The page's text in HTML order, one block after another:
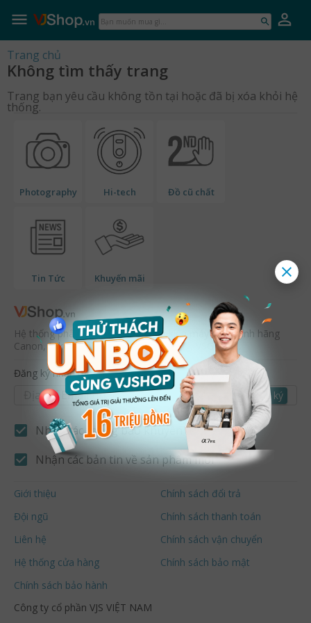
Bạn
muốn
Trang chủ
Không tìm thấy trang
Trang bạn yêu cầu không tồn tại hoặc đã bị xóa khỏi hệ
thống.
Photography Hi-tech Đồ cũ chất
Tin Tức Khuyến mãi
Hệ thống phân phối máy ảnh, phụ kiện máy ảnh chính hãng
Canon, Nikon, Sony, Fujifilm, DJI , K&F , VSGO ........
Đăng ký nhận thông báo từ VJ
Đăng ký
Nhận các thông báo khuyễn mãi mới
Nhận các bản tin về sản phẩm mới
Giới thiệu
Đội ngũ
Liên hệ
Hệ thống cửa hàng
Chính sách bảo hành
Chính sách đổi trả
Chính sách thanh toán
Chính sách vận chuyển
Chính sách bảo mật
Công ty cổ phần VJS VIỆT NAM